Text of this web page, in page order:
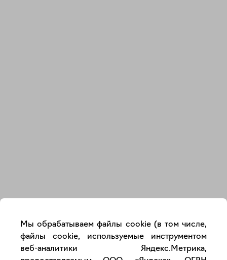
Мы обрабатываем файлы cookie (в том числе,
файлы cookie, используемые инструментом
веб-аналитики Яндекс.Метрика,